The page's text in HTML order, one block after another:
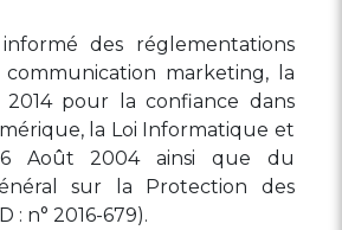
des réglementations
marketing, la
pour la confiance dans
la Loi Informatique et
Août 2004 ainsi que du
sur la Protection des
: n° 2016-679).